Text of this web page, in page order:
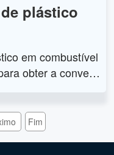
plástico
em combustível
obter a convers
de grandes
menores de p
Fim